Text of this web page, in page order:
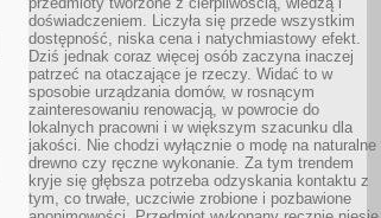
doświadczeniem. Liczyła się przede wszystkim
dostępność, niska cena i natychmiastowy efekt.
Dziś jednak coraz więcej osób zaczyna inaczej
patrzeć na otaczające je rzeczy. Widać to w
sposobie urządzania domów, w rosnącym
zainteresowaniu renowacją, w powrocie do
lokalnych pracowni i w większym szacunku dla
jakości. Nie chodzi wyłącznie o modę na naturalne
drewno czy ręczne wykonanie. Za tym trendem
kryje się głębsza potrzeba odzyskania kontaktu z
tym, co trwałe, uczciwie zrobione i pozbawione